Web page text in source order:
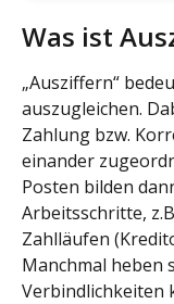
Was ist
„Ausziffern“
auszugleichen.
Zahlung bzw.
einander
Posten bilden
Arbeitsschritte,
Zahlläufen
Manchmal heben
Verbindlichkeiten